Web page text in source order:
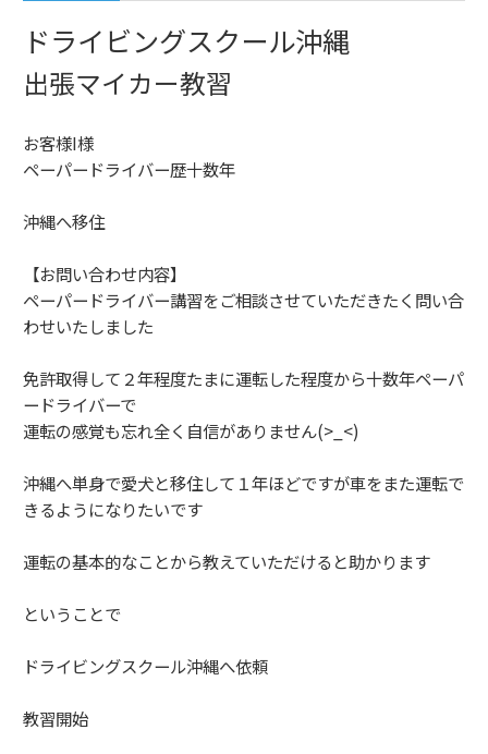
ドライビングスクール沖縄
出張マイカー教習
お客様I様
ペーパードライバー歴十数年
沖縄へ移住
【お問い合わせ内容】
ペーパードライバー講習をご相談させていただきたく問い合
わせいたしました
免許取得して２年程度たまに運転した程度から十数年ペーパ
ードライバーで
運転の感覚も忘れ全く自信がありません(>_<)
沖縄へ単身で愛犬と移住して１年ほどですが車をまた運転で
きるようになりたいです
運転の基本的なことから教えていただけると助かります
ということで
ドライビングスクール沖縄へ依頼
教習開始